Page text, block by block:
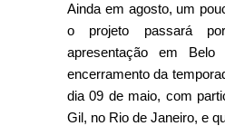
Ainda em agosto, um
o projeto passará
apresentação em
encerramento da
dia 09 de maio, com
Gil, no Rio de Janeiro, e